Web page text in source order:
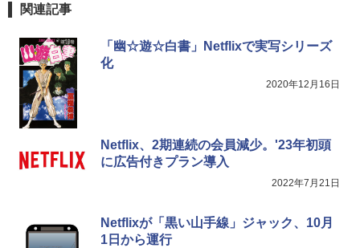
関連記事
「幽☆遊☆白書」Netflixで実写シリーズ
化
2020年12月16日
Netflix、2期連続の会員減少。'23年初頭
に広告付きプラン導入
2022年7月21日
Netflixが「黒い山手線」ジャック、10月
1日から運行